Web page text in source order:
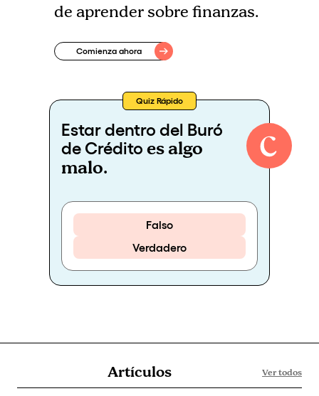
de aprender sobre finanzas.
Comienza ahora
Quiz Rápido
Estar dentro del Buró
de Crédito es algo
malo.
Falso
Verdadero
Artículos Ver todos